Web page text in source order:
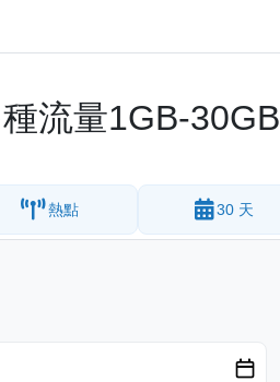
流量1GB-30GB
熱點 30 天